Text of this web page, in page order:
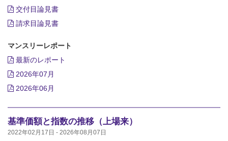
交付目論見書
請求目論見書
マンスリーレポート
最新のレポート
2026年07月
2026年06月
基準価額と指数の推移（上場来）
2022年02月17日 - 2026年08月07日